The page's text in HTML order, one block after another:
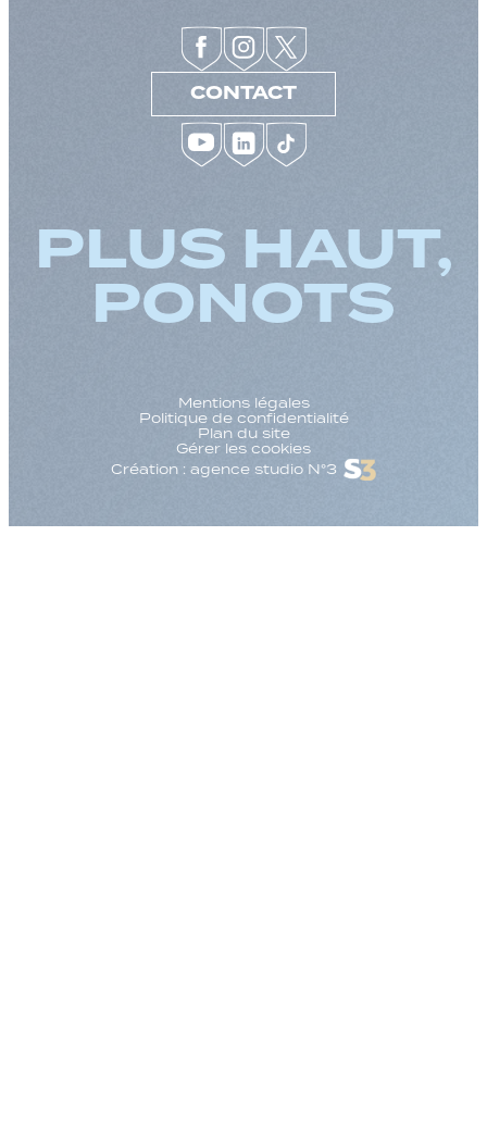
CONTACT
PLUS HAUT,
PONOTS
Mentions légales
Politique de confidentialité
Plan du site
Gérer les cookies
Création : agence studio N°3